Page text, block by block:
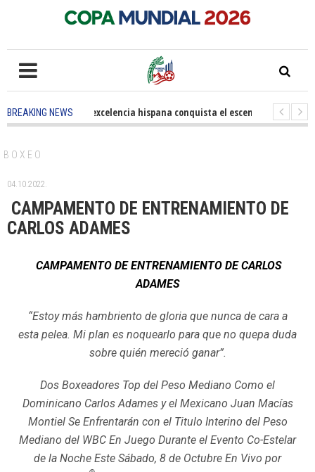
BREAKING NEWS
5 months ago - La excelencia hispana conquista el escenario olímpico
BOXEO
04.10.2022.
CAMPAMENTO DE ENTRENAMIENTO DE
CARLOS ADAMES
CAMPAMENTO DE ENTRENAMIENTO DE CARLOS
ADAMES
“Estoy más hambriento de gloria que nunca de cara a
esta pelea. Mi plan es noquearlo para que no quepa duda
sobre quién mereció ganar”.
Dos Boxeadores Top del Peso Mediano Como el
Dominicano Carlos Adames y el Mexicano Juan Macías
Montiel Se Enfrentarán con el Titulo Interino del Peso
Mediano del WBC En Juego Durante el Evento Co-Estelar
de la Noche Este Sábado, 8 de Octubre En Vivo por